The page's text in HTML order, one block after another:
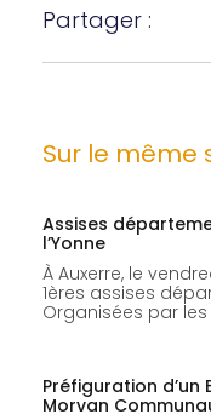
Partager :
Sur le même
Assises
l’Yonne
À Auxerre, le
1ères assises
Organisées par les
Préfiguration d’un
Morvan